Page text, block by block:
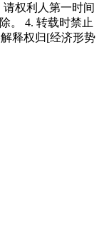
权利人第一时间
。 4. 转载时禁止
释权归[经济形势